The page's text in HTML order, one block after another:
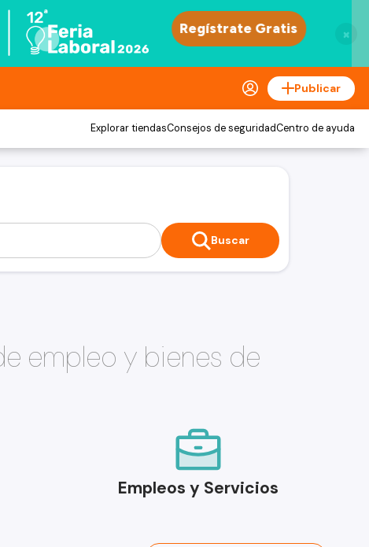
×
Publicar
Explorar tiendasConsejos de seguridadCentro de ayuda
Buscar
empleo y bienes de
Empleos y Servicios